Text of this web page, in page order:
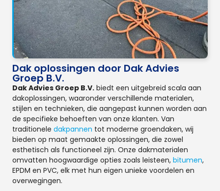
Dak oplossingen door Dak Advies
Groep B.V.
Dak Advies Groep B.V. biedt een uitgebreid scala aan
dakoplossingen, waaronder verschillende materialen,
stijlen en technieken, die aangepast kunnen worden aan
de specifieke behoeften van onze klanten. Van
traditionele dakpannen tot moderne groendaken, wij
bieden op maat gemaakte oplossingen, die zowel
esthetisch als functioneel zijn. Onze dakmaterialen
omvatten hoogwaardige opties zoals leisteen, bitumen,
EPDM en PVC, elk met hun eigen unieke voordelen en
overwegingen.